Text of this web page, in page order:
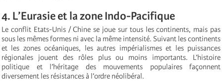
4. L’Eurasie et la zone Indo-Pacifique
Le conflit Etats-Unis / Chine se joue sur tous les continents, mais pas
sous les mêmes formes ni avec la même intensité. Suivant les continents
et les zones océaniques, les autres impérialismes et les puissances
régionales jouent des rôles plus ou moins importants. L’histoire
politique et l’héritage des mouvements populaires façonnent
diversement les résistances à l’ordre néolibéral.